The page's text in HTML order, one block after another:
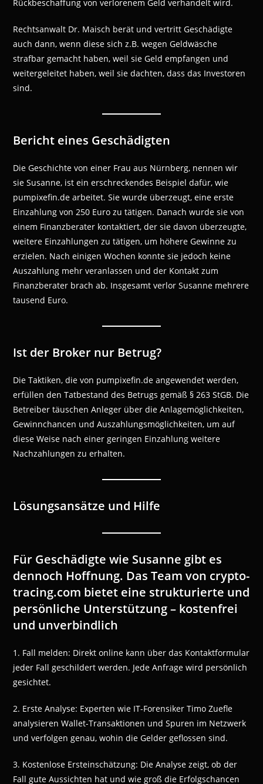
Rückbeschaffung von verlorenem Geld verhandelt wird.
Rechtsanwalt Dr. Maisch berät und vertritt Geschädigte
auch dann, wenn diese sich z.B. wegen Geldwäsche
strafbar gemacht haben, weil sie Geld empfangen und
weitergeleitet haben, weil sie dachten, dass das Investoren
sind.
Bericht eines Geschädigten
Die Geschichte von einer Frau aus Nürnberg, nennen wir
sie Susanne, ist ein erschreckendes Beispiel dafür, wie
pumpixefin.de arbeitet. Sie wurde überzeugt, eine erste
Einzahlung von 250 Euro zu tätigen. Danach wurde sie von
einem Finanzberater kontaktiert, der sie davon überzeugte,
weitere Einzahlungen zu tätigen, um höhere Gewinne zu
erzielen. Nach einigen Wochen konnte sie jedoch keine
Auszahlung mehr veranlassen und der Kontakt zum
Finanzberater brach ab. Insgesamt verlor Susanne mehrere
tausend Euro.
Ist der Broker nur Betrug?
Die Taktiken, die von pumpixefin.de angewendet werden,
erfüllen den Tatbestand des Betrugs gemäß § 263 StGB. Die
Betreiber täuschen Anleger über die Anlagemöglichkeiten,
Gewinnchancen und Auszahlungsmöglichkeiten, um auf
diese Weise nach einer geringen Einzahlung weitere
Nachzahlungen zu erhalten.
Lösungsansätze und Hilfe
Für Geschädigte wie Susanne gibt es
dennoch Hoffnung. Das Team von crypto-
tracing.com bietet eine strukturierte und
persönliche Unterstützung – kostenfrei
und unverbindlich
1. Fall melden: Direkt online kann über das Kontaktformular
jeder Fall geschildert werden. Jede Anfrage wird persönlich
gesichtet.
2. Erste Analyse: Experten wie IT-Forensiker Timo Zuefle
analysieren Wallet-Transaktionen und Spuren im Netzwerk
und verfolgen genau, wohin die Gelder geflossen sind.
3. Kostenlose Ersteinschätzung: Die Analyse zeigt, ob der
Fall gute Aussichten hat und wie groß die Erfolgschancen